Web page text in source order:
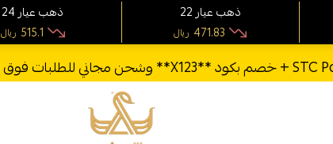
الأربش للذهب
24 ذهب عيار
ريال 515.1
22 ذهب عيار
ريال 471.83